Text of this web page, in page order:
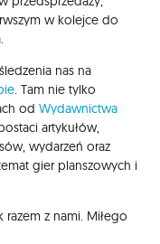
w kolejce do
nas na
. Tam nie tylko
od Wydawnictwa
artykułów,
wydarzeń oraz
gier planszowych i
z nami. Miłego